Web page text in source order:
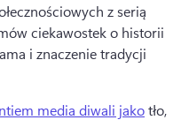
z serią
ciekawostek o historii
i znaczenie tradycji
media diwali jako tło,